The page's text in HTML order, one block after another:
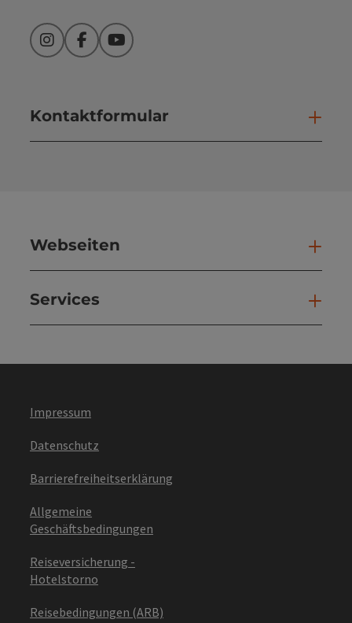
InstagramFacebookYouTube
Kontaktformular
Webseiten
Services
Impressum
Datenschutz
Barrierefreiheitserklärung
Allgemeine
Geschäftsbedingungen
Reiseversicherung -
Hotelstorno
Reisebedingungen (ARB)